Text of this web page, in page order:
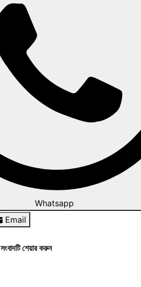
Whatsapp
Email
সংবাদটি শেয়ার করুন